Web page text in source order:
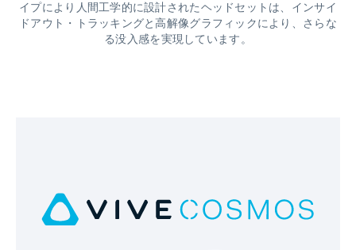
イプにより人間工学的に設計されたヘッドセットは、インサイ
ドアウト・トラッキングと高解像グラフィックにより、さらな
る没入感を実現しています。